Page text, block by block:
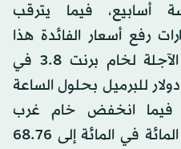
فيما يترقب
رفع أسعار الفائدة هذا
الأسبوع. وتراجعت العقود الآجلة لخام برنت 3.8 في
المائة في المائة إلى 72.44 دولار للبرميل بحلول الساعة
فيما انخفض خام غرب
تكساس الوسيط 4.05 في المائة في المائة إلى 68.76